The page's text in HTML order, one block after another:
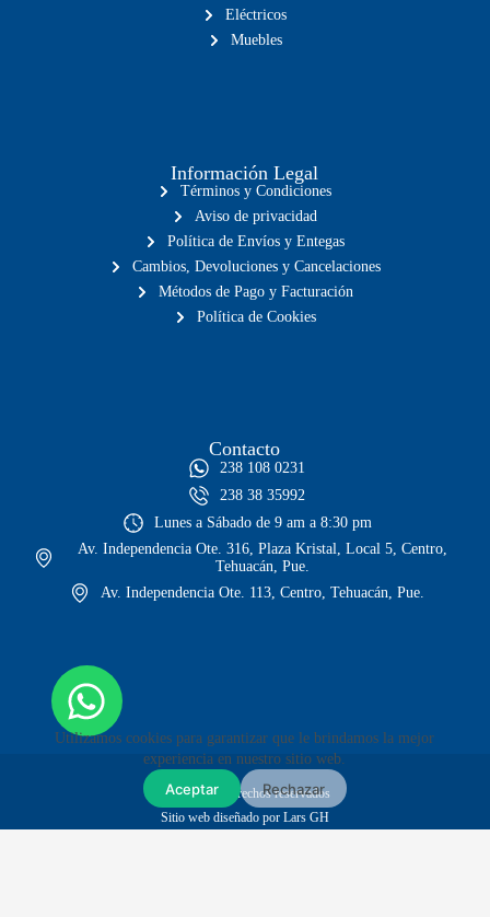
Utilizamos cookies para garantizar que le brindamos la mejor
experiencia en nuestro sitio web.
Aceptar Rechazar
Eléctricos
Muebles
Información Legal
Términos y Condiciones
Aviso de privacidad
Política de Envíos y Entegas
Cambios, Devoluciones y Cancelaciones
Métodos de Pago y Facturación
Política de Cookies
Contacto
238 108 0231
238 38 35992
Lunes a Sábado de 9 am a 8:30 pm
Av. Independencia Ote. 316, Plaza Kristal, Local 5, Centro,
Tehuacán, Pue.
Av. Independencia Ote. 113, Centro, Tehuacán, Pue.
© Todos los derechos reservados
Sitio web diseñado por Lars GH